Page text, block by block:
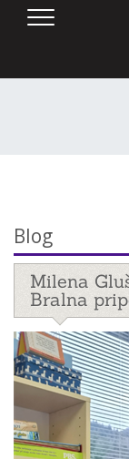
Blog
Milena
Bralna